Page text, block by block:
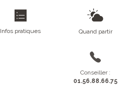
Infos pratiques Quand partir
Conseiller :
01.56.88.66.75